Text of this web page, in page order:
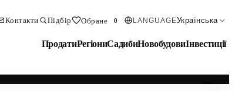
Контакти Підбір Обране 0 LANGUAGEУкраїнська
ПродатиРегіониСадибиНовобудовиІнвестиції